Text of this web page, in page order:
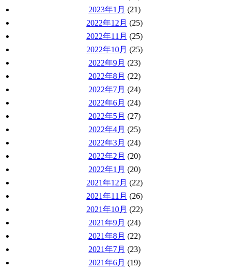
2023年1月 (21)
2022年12月 (25)
2022年11月 (25)
2022年10月 (25)
2022年9月 (23)
2022年8月 (22)
2022年7月 (24)
2022年6月 (24)
2022年5月 (27)
2022年4月 (25)
2022年3月 (24)
2022年2月 (20)
2022年1月 (20)
2021年12月 (22)
2021年11月 (26)
2021年10月 (22)
2021年9月 (24)
2021年8月 (22)
2021年7月 (23)
2021年6月 (19)